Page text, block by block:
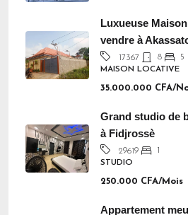
Luxueuse
vendre à
17367 8 5
MAISON LOCATIVE
35.000.000 CFA/
Grand studio de
à Fidjrossè
29619
1
STUDIO
250.000 CFA/Mois
Appartement